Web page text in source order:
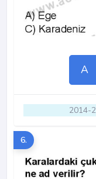
A
2014-
6.